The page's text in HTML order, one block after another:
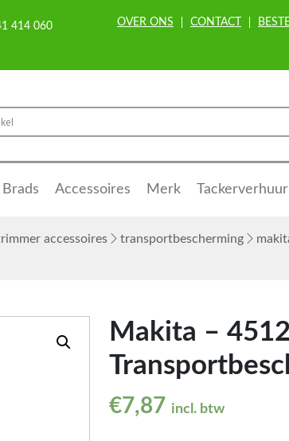
414 060 OVER ONS CONTACT
Brads Accessoires Merk Tackerverhuur
accessoires transportbescherming
Makita –
€7,87 incl. btw